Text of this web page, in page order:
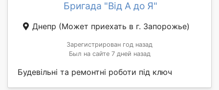
Бригада "Від А до Я"
Днепр (Может приехать в г. Запорожье)
Зарегистрирован год назад
Был на сайте 7 дней назад
Будевільні та ремонтні роботи під ключ